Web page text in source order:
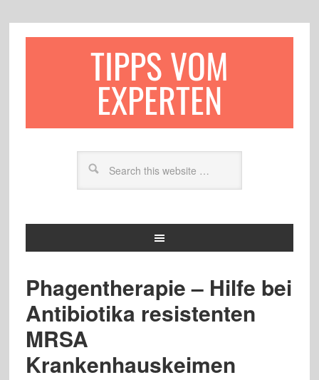
TIPPS VOM
EXPERTEN
Phagentherapie – Hilfe bei
Antibiotika resistenten
MRSA
Krankenhauskeimen